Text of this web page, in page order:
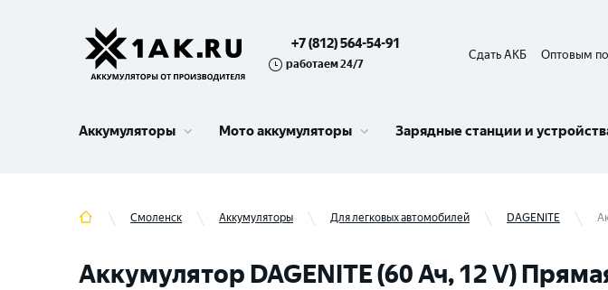
+7 (812) 564-54-91
работаем 24/7
Сдать АКБ Оптовым
Аккумуляторы Мото аккумуляторы Зарядные станции и
Смоленск Аккумуляторы Для легковых автомобилей DAGENITE
Аккумулятор DAGENITE (60 Ач, 12 V)